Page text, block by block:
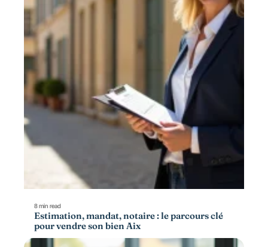
8 min read
Estimation, mandat, notaire : le parcours clé
pour vendre son bien Aix